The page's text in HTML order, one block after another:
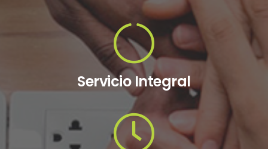
Servicio Integral